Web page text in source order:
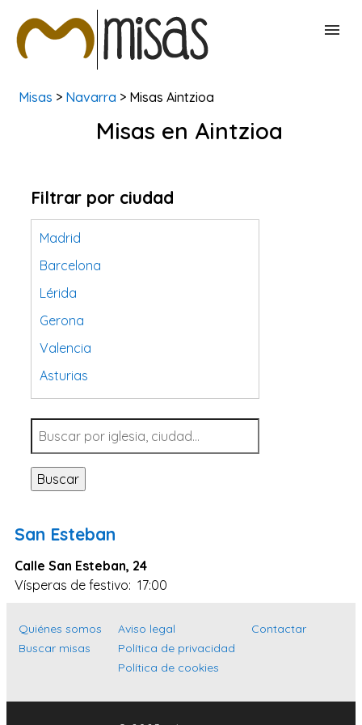
BUSCAR MISAS
Misas > Navarra > Misas Aintzioa
Misas en Aintzioa
Filtrar por ciudad
Madrid
Barcelona
Lérida
Gerona
Valencia
Asturias
Tarragona
Navarra
Valladolid
Sevilla
Santa Cruz de Tenerife
Cantabria
Las Palmas
Málaga
Toledo
Buscar
San Esteban
Calle San Esteban, 24
Vísperas de festivo: 17:00
Quiénes somos
Buscar misas
Aviso legal
Política de privacidad
Política de cookies
Contactar